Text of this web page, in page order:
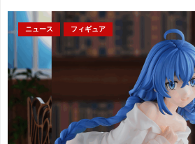
ニュース フィギュア